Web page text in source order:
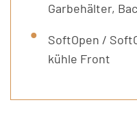
Garbehälter,
SoftOpen /
kühle Front